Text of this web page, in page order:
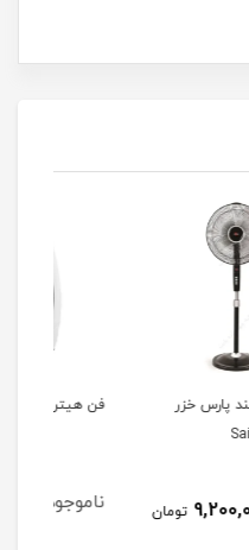
فن هیتر آبسال مدل 330F
ناموجود